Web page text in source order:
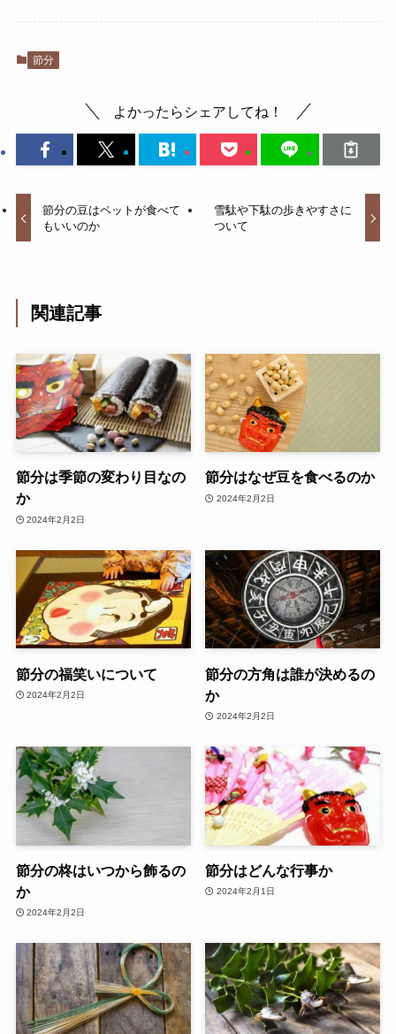
節分
よかったらシェアしてね！
節分の豆はペットが食べて
もいいのか
雪駄や下駄の歩きやすさに
ついて
関連記事
節分は季節の変わり目なの
か
2024年2月2日
節分はなぜ豆を食べるのか
2024年2月2日
節分の福笑いについて
2024年2月2日
節分の方角は誰が決めるの
か
2024年2月2日
節分の柊はいつから飾るの
か
2024年2月2日
節分はどんな行事か
2024年2月1日